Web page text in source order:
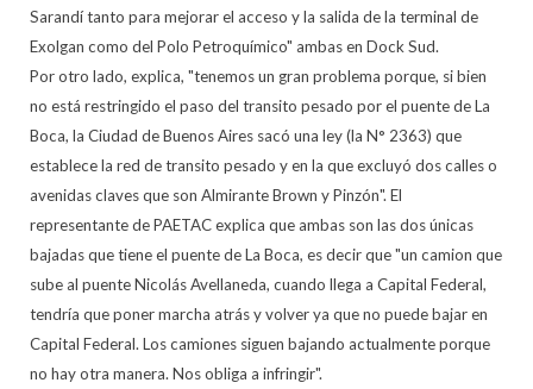
Sarandí tanto para mejorar el acceso y la salida de la terminal de
Exolgan como del Polo Petroquímico" ambas en Dock Sud.
Por otro lado, explica, "tenemos un gran problema porque, si bien
no está restringido el paso del transito pesado por el puente de La
Boca, la Ciudad de Buenos Aires sacó una ley (la N° 2363) que
establece la red de transito pesado y en la que excluyó dos calles o
avenidas claves que son Almirante Brown y Pinzón". El
representante de PAETAC explica que ambas son las dos únicas
bajadas que tiene el puente de La Boca, es decir que "un camion que
sube al puente Nicolás Avellaneda, cuando llega a Capital Federal,
tendría que poner marcha atrás y volver ya que no puede bajar en
Capital Federal. Los camiones siguen bajando actualmente porque
no hay otra manera. Nos obliga a infringir".